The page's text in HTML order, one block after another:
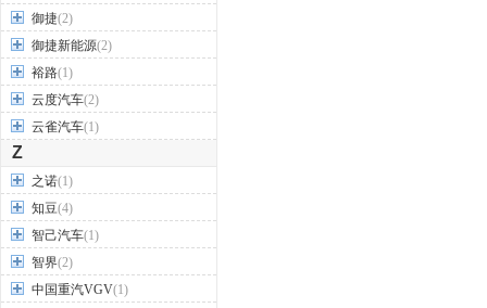
御捷(2)
御捷新能源(2)
裕路(1)
云度汽车(2)
云雀汽车(1)
Z
之诺(1)
知豆(4)
智己汽车(1)
智界(2)
中国重汽VGV(1)